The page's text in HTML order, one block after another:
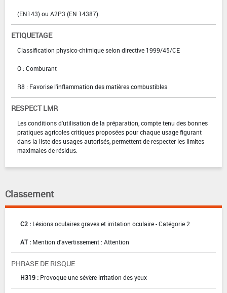
(EN143) ou A2P3 (EN 14387).
ETIQUETAGE
Classification physico-chimique selon directive 1999/45/CE
O : Comburant
R8 : Favorise l'inflammation des matières combustibles
RESPECT LMR
Les conditions d'utilisation de la préparation, compte tenu des bonnes
pratiques agricoles critiques proposées pour chaque usage figurant
dans la liste des usages autorisés, permettent de respecter les limites
maximales de résidus.
Classement
C2 : Lésions oculaires graves et irritation oculaire - Catégorie 2
AT : Mention d'avertissement : Attention
PHRASE DE RISQUE
H319 : Provoque une sévère irritation des yeux